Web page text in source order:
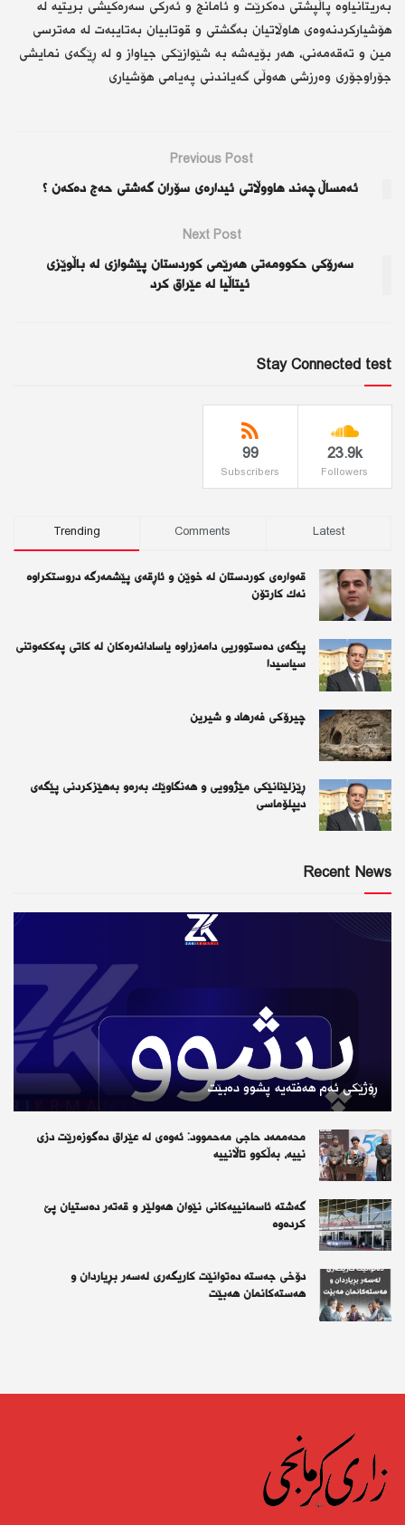
بەریتانیاوە پاڵپشتی دەکرێت و ئامانج و ئەرکی سەرەکیشی بریتیە لە
هۆشیارکردنەوەی هاوڵاتیان بەگشتی و قوتابیان بەتایبەت لە مەترسی
مین و تەقەمەنی، هەر بۆیەشە بە شێوازێکی جیاواز و لە ڕێگەی نمایشی
جۆراوجۆری وەرزشی هەوڵی گەیاندنی پەیامی هۆشیاری
Previous Post
ئەمساڵ چەند هاووڵاتی ئیدارەی سۆران گەشتی حەج دەكەن ؟
Next Post
سه‌رۆكی حكوومه‌تی هه‌رێمی كوردستان پێشوازی له‌ باڵوێزی
ئیتاڵیا له‌ عێراق كرد
Stay Connected test
23.9k
Followers
99
Subscribers
Trending Comments Latest
قەوارەی كوردستان لە خوێن و ئاڕقەی پێشمەرگە دروستكراوە
نەك كارتۆن
پێگەی دەستووریی دامەزراوە یاسادانەرەكان لە كاتی پەككەوتنی
سیاسیدا
چیرۆكی فەرهاد و شیرین
ڕێزلێنانێكی مێژوویی و هەنگاوێك بەرەو بەهێزكردنی پێگەی
دیپلۆماسی
Recent News
ڕۆژێكی ئەم هەفتەیە پشوو دەبێت
محەممەد حاجی مەحموود: ئەوەی لە عێراق دەگوزەرێت دزی
نییە، بەڵکوو تاڵانییە
گەشتە ئاسمانییەکانی نێوان هەولێر و قەتەر دەستیان پێ
کردەوە
دۆخی جەستە دەتوانێت کاریگەری لەسەر بڕیاردان و
هەستەکانمان هەبێت